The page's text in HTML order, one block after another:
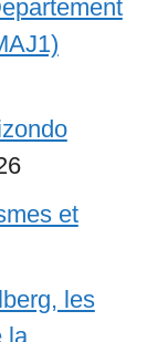
et
les
la